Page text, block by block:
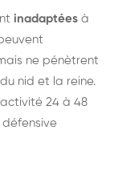
inadaptées à
ne pénètrent
nid et la reine.
24 à 48
défensive